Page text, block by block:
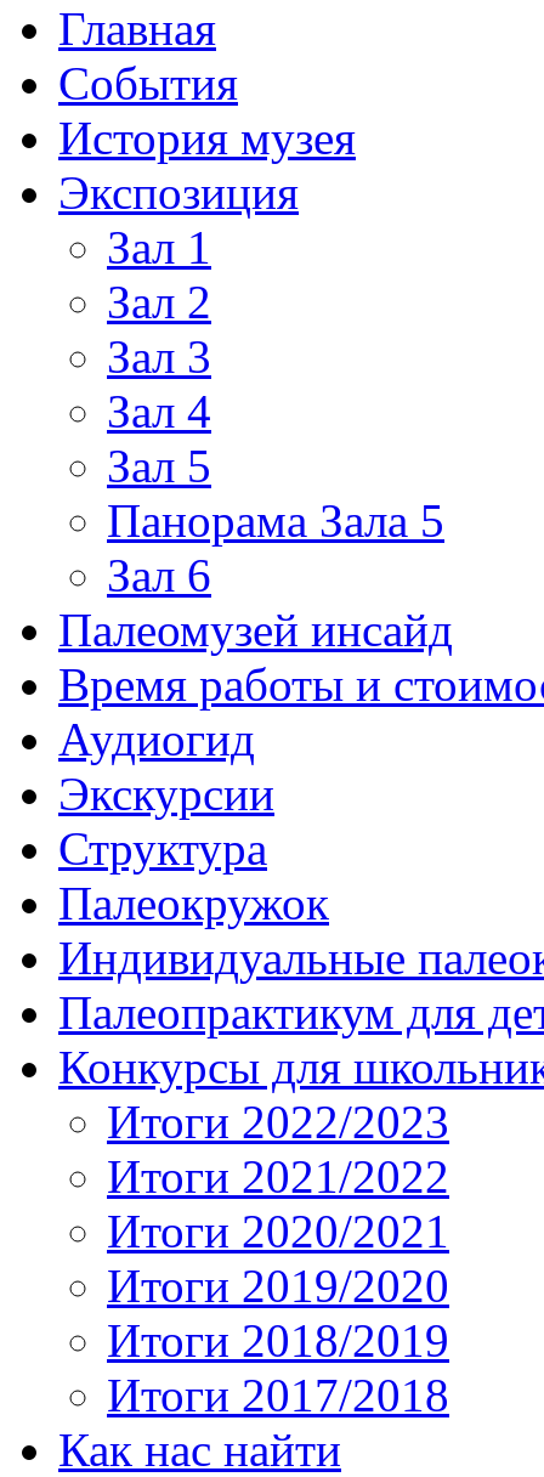
Главная
События
История музея
Экспозиция
Зал 1
Зал 2
Зал 3
Зал 4
Зал 5
Панорама Зала 5
Зал 6
Палеомузей инсайд
Время работы и
Аудиогид
Экскурсии
Структура
Палеокружок
Индивидуальные
Палеопрактикум для
Конкурсы для
Итоги 2022/2023
Итоги 2021/2022
Итоги 2020/2021
Итоги 2019/2020
Итоги 2018/2019
Итоги 2017/2018
Как нас найти